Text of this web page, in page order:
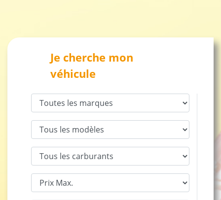
Je cherche mon
véhicule